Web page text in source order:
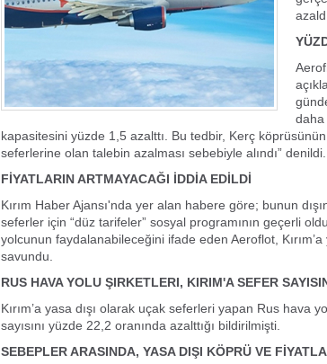
daha
kapasitesini yüzde 1,5 azalttı. Bu tedbir, Kerç köprüsünün
seferlerine olan talebin azalması sebebiyle alındı” denildi.
FİYATLARIN ARTMAYACAĞI İDDİA EDİLDİ
Kırım Haber Ajansı'nda yer alan habere göre; bunun
seferler için “düz tarifeler” sosyal programının geçerli
yolcunun faydalanabileceğini ifade eden Aeroflot,
savundu.
RUS HAVA YOLU ŞIRKETLERI, KIRIM'A SEFER
Kırım’a yasa dışı olarak uçak seferleri yapan Rus hava
sayısını yüzde 22,2 oranında azalttığı bildirilmişti.
SEBEPLER ARASINDA, YASA DIŞI KÖPRÜ VE